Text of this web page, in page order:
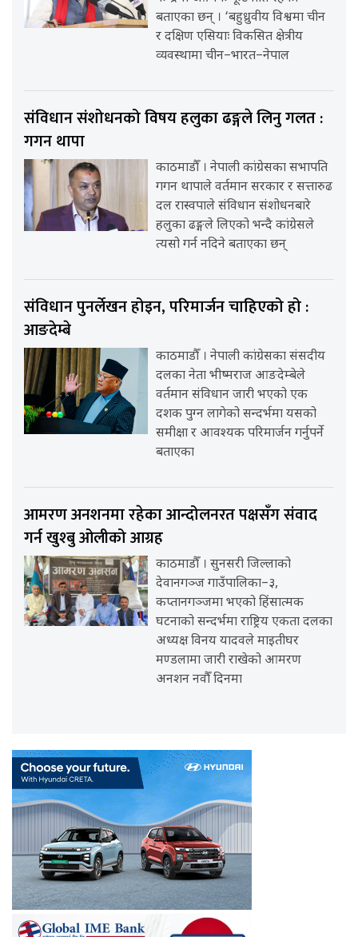
बताएका छन् । ‘बहुध्रुवीय विश्वमा चीन
र दक्षिण एसियाः विकसित क्षेत्रीय
व्यवस्थामा चीन–भारत–नेपाल
संविधान संशोधनको विषय हलुका ढङ्गले लिनु गलत :
गगन थापा
काठमाडौँ । नेपाली कांग्रेसका सभापति
गगन थापाले वर्तमान सरकार र सत्तारुढ
दल रास्वपाले संविधान संशोधनबारे
हलुका ढङ्गले लिएको भन्दै कांग्रेसले
त्यसो गर्न नदिने बताएका छन्
संविधान पुनर्लेखन होइन, परिमार्जन चाहिएको हो :
आङदेम्बे
काठमाडौँ । नेपाली कांग्रेसका संसदीय
दलका नेता भीष्मराज आङदेम्बेले
वर्तमान संविधान जारी भएको एक
दशक पुग्न लागेको सन्दर्भमा यसको
समीक्षा र आवश्यक परिमार्जन गर्नुपर्ने
बताएका
आमरण अनशनमा रहेका आन्दोलनरत पक्षसँग संवाद
गर्न खुश्बु ओलीको आग्रह
काठमाडौँ । सुनसरी जिल्लाको
देवानगञ्ज गाउँपालिका–३,
कप्तानगञ्जमा भएको हिंसात्मक
घटनाको सन्दर्भमा राष्ट्रिय एकता दलका
अध्यक्ष विनय यादवले माइतीघर
मण्डलामा जारी राखेको आमरण
अनशन नवौँ दिनमा